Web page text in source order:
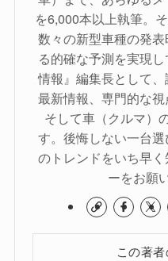
を6,000本以上執筆。
数々の新型車種の発
る的確な予測を実現
情報』編集長として
最新情報、専門的な視
そして車（クルマ）
す。後悔しない一台
のトレンドをいち早
ーをお願
この著